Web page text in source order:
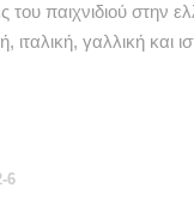
του παιχνιδιού στην
ιταλική, γαλλική και
6